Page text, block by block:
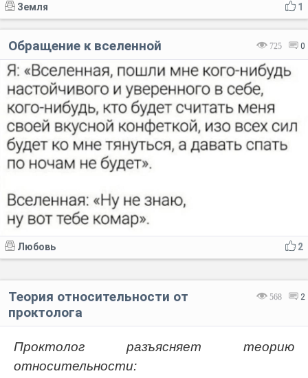
1
Земля
725 0
Обращение к вселенной
2
Любовь
568 2
Теория относительности от
проктолога
Проктолог разъясняет теорию
относительности: